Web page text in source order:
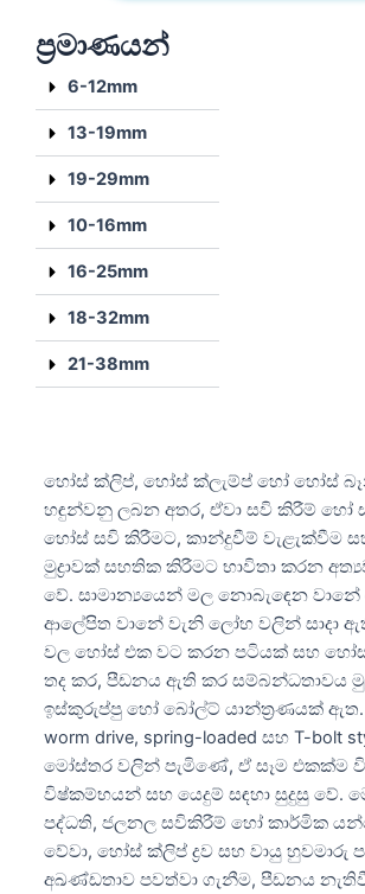
ප්‍රමාණයන්
6-12mm
13-19mm
19-29mm
10-16mm
16-25mm
18-32mm
21-38mm
හෝස් ක්ලිප්, හෝස් ක්ලැම්ප් හෝ හෝස්
හඳුන්වනු ලබන අතර, ඒවා සවි කිරීම් හෝ
හෝස් සවි කිරීමට, කාන්දුවීම් වැළැක්වීම
මුද්‍රාවක් සහතික කිරීමට භාවිතා කරන
වේ. සාමාන්‍යයෙන් මල නොබැඳෙන
ආලේපිත වානේ වැනි ලෝහ වලින් සාදා
වල හෝස් එක වට කරන පටියක් සහ
තද කර, පීඩනය ඇති කර සම්බන්ධතාවය
ඉස්කුරුප්පු හෝ බෝල්ට් යාන්ත්‍රණයක්
worm drive, spring-loaded සහ T-bolt
මෝස්තර වලින් පැමිණේ, ඒ සෑම එකක්ම
විෂ්කම්භයන් සහ යෙදුම් සඳහා සුදුසු වේ.
පද්ධති, ජලනල සවිකිරීම් හෝ කාර්මික
වේවා, හෝස් ක්ලිප් ද්‍රව සහ වායු හුවමාරු
අඛණ්ඩතාව පවත්වා ගැනීම, පීඩනය